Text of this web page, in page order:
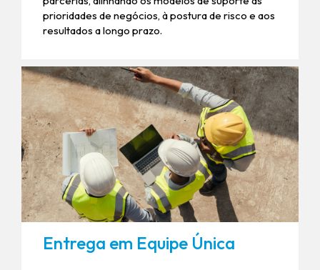
prioridades de negócios, à postura de risco e aos
resultados a longo prazo.
Entrega em Equipe Única